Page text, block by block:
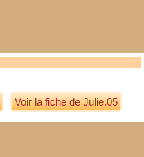
Voir la fiche de Julie.05